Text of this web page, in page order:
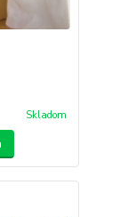
Skladom